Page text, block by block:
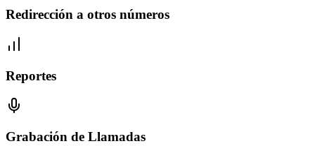
Redirección a otros números
Reportes
Grabación de Llamadas